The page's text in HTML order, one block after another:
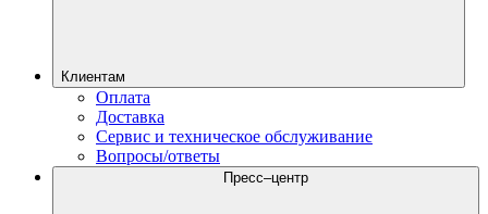
Клиентам
Оплата
Доставка
Сервис и техническое обслуживание
Вопросы/ответы
Пресс–центр